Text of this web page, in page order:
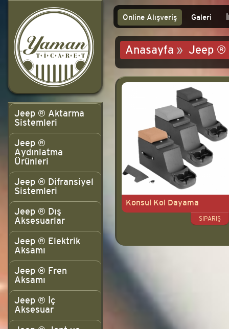
Online Alışveriş Galeri
Jeep ® Aktarma
Sistemleri
Jeep ®
Aydınlatma
Ürünleri
Jeep ® Difransiyel
Sistemleri
Jeep ® Dış
Aksesuarlar
Jeep ® Elektrik
Aksamı
Jeep ® Fren
Aksamı
Jeep ® İç
Aksesuar
Anasayfa » Jeep ®
Konsul Kol Dayama
SIPARIŞ